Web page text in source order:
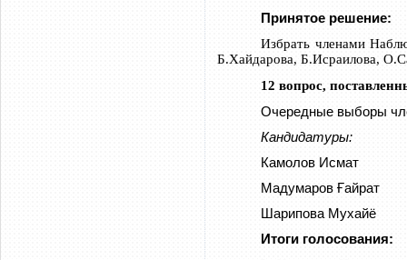
Принятое решение:
Избрать членами
Б.Хайдарова, Б.Исраилова,
12 вопрос,
Очередные выборы
Кандидатуры:
Камолов Исмат
Мадумаров Ғайрат
Шарипова Мухайё
Итоги голосования: